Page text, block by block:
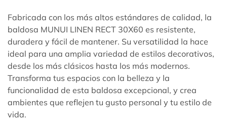
Fabricada con los más altos estándares de calidad, la
baldosa MUNUI LINEN RECT 30X60 es resistente,
duradera y fácil de mantener. Su versatilidad la hace
ideal para una amplia variedad de estilos decorativos,
desde los más clásicos hasta los más modernos.
Transforma tus espacios con la belleza y la
funcionalidad de esta baldosa excepcional, y crea
ambientes que reflejen tu gusto personal y tu estilo de
vida.